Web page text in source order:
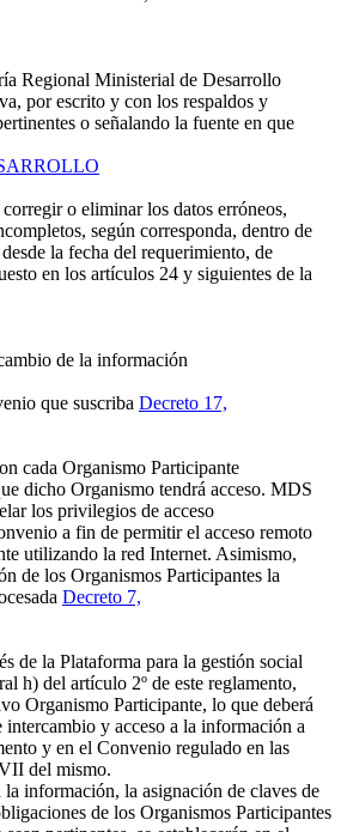
Regional Ministerial de Desarrollo
por escrito y con los respaldos y
o señalando la fuente en que
corregir o eliminar los datos erróneos,
según corresponda, dentro de
la fecha del requerimiento, de
en los artículos 24 y siguientes de la
de la información
que suscriba Decreto 17,
cada Organismo Participante
dicho Organismo tendrá acceso. MDS
los privilegios de acceso
a fin de permitir el acceso remoto
utilizando la red Internet. Asimismo,
de los Organismos Participantes la
Decreto 7,
de la Plataforma para la gestión social
h) del artículo 2º de este reglamento,
Organismo Participante, lo que deberá
intercambio y acceso a la información a
y en el Convenio regulado en las
del mismo.
información, la asignación de claves de
de los Organismos Participantes